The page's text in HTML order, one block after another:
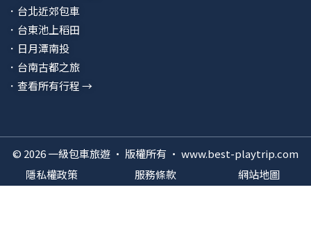
．台北近郊包車
．台東池上稻田
．日月潭南投
．台南古都之旅
．查看所有行程 →
© 2026 一級包車旅遊 · 版權所有 · www.best-playtrip.com
隱私權政策
服務條款 網站地圖